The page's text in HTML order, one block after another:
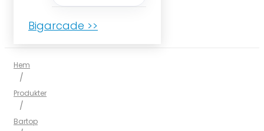
Bigarcade >>
Hem
/
Produkter
/
Bartop